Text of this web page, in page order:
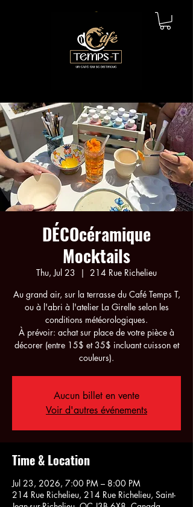
DÉCOcéramique
Mocktails
Thu, Jul 23
  |
214 Rue Richelieu
Au grand air, sur la terrasse du Café Temps T,
ou à l'abri à l'atelier La Girelle selon les
conditions météorologiques.
À prévoir: achat sur place de votre pièce à
décorer (entre 15$ et 35$ incluant cuisson et
couleurs).
Aucun billet en vente
Voir d'autres événements
Time & Location
Jul 23, 2026, 7:00 PM – 8:00 PM
214 Rue Richelieu, 214 Rue Richelieu, Saint-